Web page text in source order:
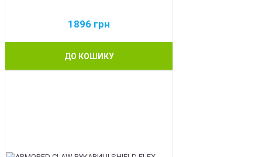
1896 грн
ДО КОШИКУ